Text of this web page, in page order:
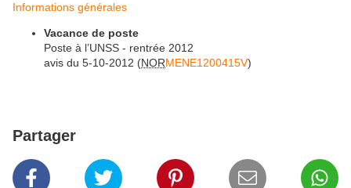
Informations générales
Vacance de poste
Poste à l’UNSS - rentrée 2012
avis du 5-10-2012 (NORMENE1200415V)
Partager